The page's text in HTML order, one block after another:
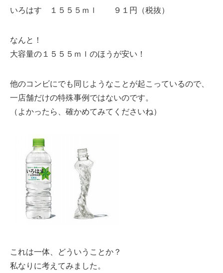
いろはす １５５５ｍｌ ９１円（税抜）
なんと！
大容量の１５５５ｍｌのほうが安い！
他のコンビにでも同じようなことが起こっているので、
一店舗だけの特殊事例ではないのです。
（よかったら、確かめてみてくださいね）
これは一体、どういうことか？
私なりに考えてみました。